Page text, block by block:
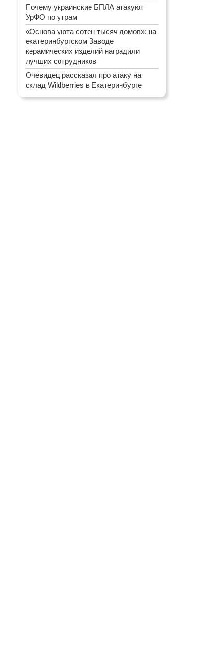
Почему украинские БПЛА атакуют
УрФО по утрам
«Основа уюта сотен тысяч домов»: на
екатеринбургском Заводе
керамических изделий наградили
лучших сотрудников
Очевидец рассказал про атаку на
склад Wildberries в Екатеринбурге